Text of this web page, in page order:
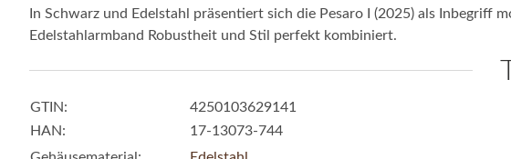
In Schwarz und Edelstahl präsentiert sich die Pesaro I (2025) als
Edelstahlarmband Robustheit und Stil perfekt kombiniert.
Produkteigenschaft
Wert
GTIN:
4250103629141
HAN:
17-13073-744